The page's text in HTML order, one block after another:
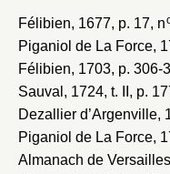
Félibien, 1677, p. 17, n
Piganiol de La Force,
Félibien, 1703, p. 306-
Sauval, 1724, t. II, p.
Dezallier d’Argenville,
Piganiol de La Force,
Almanach de